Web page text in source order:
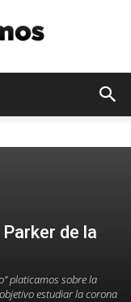
de la
platicamos sobre la
estudiar la corona